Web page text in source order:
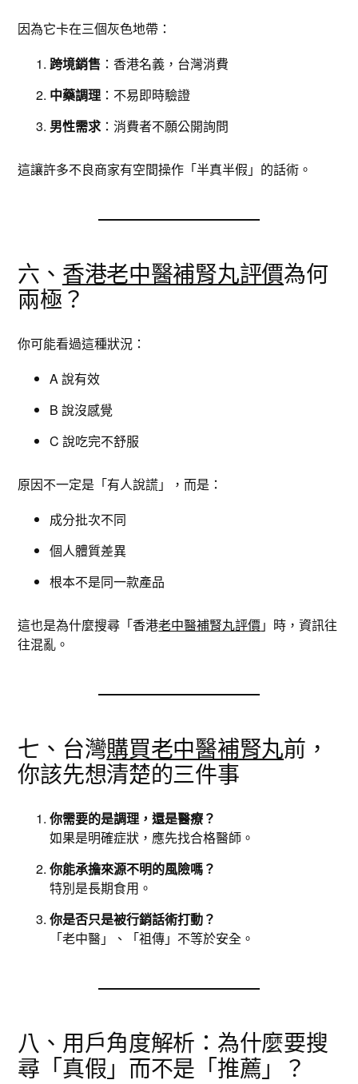
因為它卡在三個灰色地帶：
跨境銷售 ：香港名義，台灣消費
中藥調理 ：不易即時驗證
男性需求：消費者不願公開詢問
這讓許多不良商家有空間操作「半真半假」的話術。
六、 香港老中醫補腎丸評價為何
兩極？
你可能看過這種狀況：
A 說有效
B 說沒感覺
C 說吃完不舒服
原因不一定是「有人說謊」，而是：
成分批次不同
個人體質差異
根本不是同一款產品
這也是為什麼搜尋「香港老中醫補腎丸評價」時，資訊往
往混亂。
七、台灣購買老中醫補腎丸前，
你該先想清楚的三件事
你需要的是調理，還是醫療？
如果是明確症狀，應先找合格醫師。
你能承擔來源不明的風險嗎？
特別是長期食用。
你是否只是被行銷話術打動？
「老中醫」、「祖傳」不等於安全。
八、用戶角度解析：為什麼要搜
尋「真假」而不是「推薦」？